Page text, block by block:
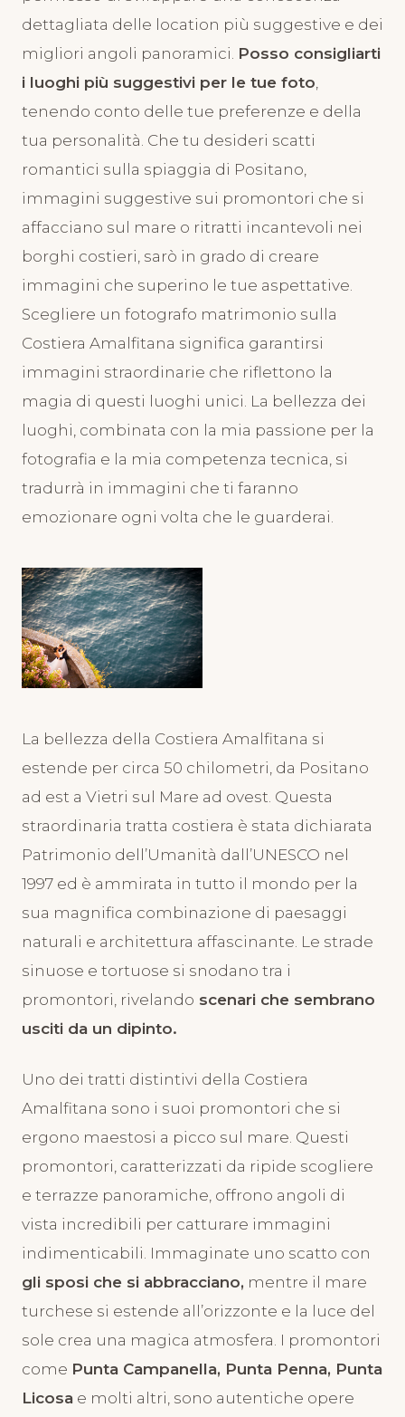
dettagliata delle location più suggestive e dei
migliori angoli panoramici. Posso consigliarti
i luoghi più suggestivi per le tue foto
tenendo conto delle tue preferenze e della
tua personalità. Che tu desideri scatti
romantici sulla spiaggia di Positano,
immagini suggestive sui promontori che si
affacciano sul mare o ritratti incantevoli nei
borghi costieri, sarò in grado di creare
immagini che superino le tue aspettative.
Scegliere un fotografo matrimonio sulla
Costiera Amalfitana significa garantirsi
immagini straordinarie che riflettono la
magia di questi luoghi unici. La bellezza dei
luoghi, combinata con la mia passione per la
fotografia e la mia competenza tecnica, si
tradurrà in immagini che ti faranno
emozionare ogni volta che le guarderai.
La bellezza della Costiera Amalfitana si
estende per circa 50 chilometri, da Positano
ad est a Vietri sul Mare ad ovest. Questa
straordinaria tratta costiera è stata dichiarata
Patrimonio dell’Umanità dall’UNESCO nel
1997 ed è ammirata in tutto il mondo per la
sua magnifica combinazione di paesaggi
naturali e architettura affascinante. Le strade
sinuose e tortuose si snodano tra i
promontori, rivelando scenari che sembrano
usciti da un dipinto.
Uno dei tratti distintivi della Costiera
Amalfitana sono i suoi promontori che si
ergono maestosi a picco sul mare. Questi
promontori, caratterizzati da ripide scogliere
e terrazze panoramiche, offrono angoli di
vista incredibili per catturare immagini
indimenticabili. Immaginate uno scatto con
gli sposi che si abbracciano, mentre il mare
turchese si estende all’orizzonte e la luce del
sole crea una magica atmosfera. I promontori
come Punta Campanella, Punta Penna, Punta
Licosa e molti altri, sono autentiche opere